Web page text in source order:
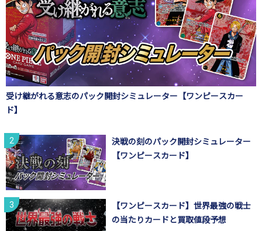
受け継がれる意志のパック開封シミュレーター【ワンピースカー
ド】
決戦の刻のパック開封シミュレーター
【ワンピースカード】
【ワンピースカード】世界最強の戦士
の当たりカードと買取値段予想